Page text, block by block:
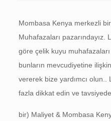
Mombasa Kenya merkezli
Muhafazaları
göre çelik kuyu
bunların mevcudiyetine
vererek bize yardımcı olun..
fazla dikkat edin ve
bir) Maliyet & Mombasa